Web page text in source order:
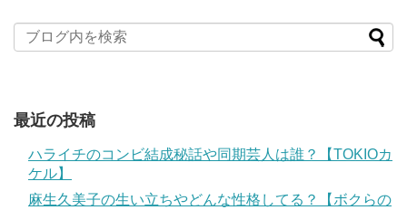
最近の投稿
ハライチのコンビ結成秘話や同期芸人は誰？【TOKIOカ
ケル】
麻生久美子の生い立ちやどんな性格してる？【ボクらの